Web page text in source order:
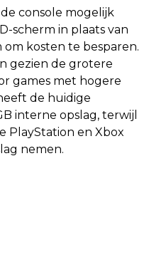
console mogelijk
scherm in plaats van
kosten te besparen.
gezien de grotere
games met hogere
de huidige
interne opslag, terwijl
PlayStation en Xbox
nemen.